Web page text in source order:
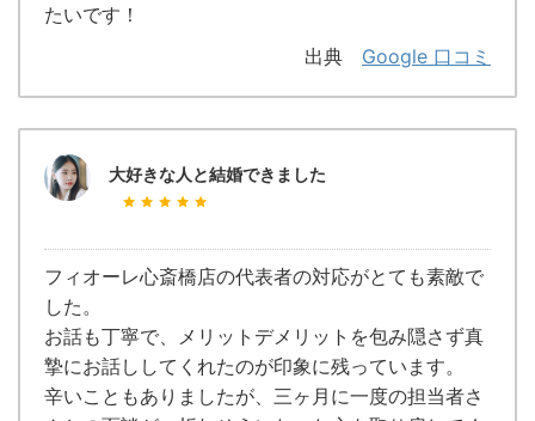
たいです！
出典 Google 口コミ
大好きな人と結婚できました
フィオーレ心斎橋店の代表者の対応がとても素敵で
した。
お話も丁寧で、メリットデメリットを包み隠さず真
摯にお話ししてくれたのが印象に残っています。
辛いこともありましたが、三ヶ月に一度の担当者さ